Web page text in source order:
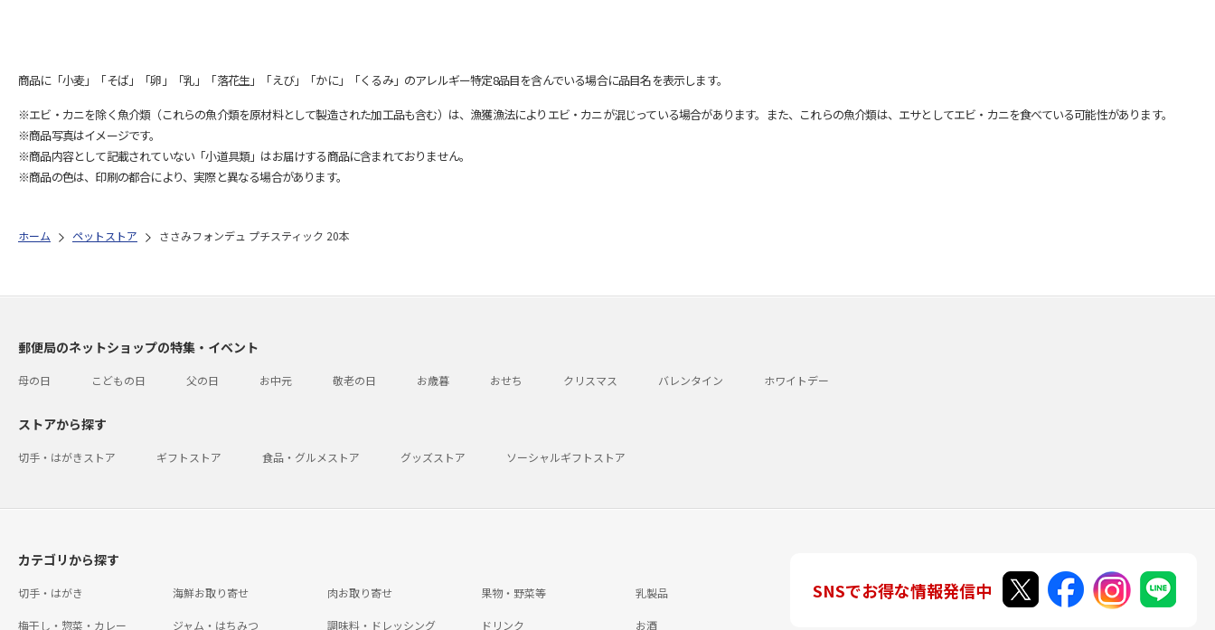
商品に「小麦」「そば」「卵」「乳」「落花生」「えび」「かに」「くるみ」のアレルギー特定8品目を含んでいる場合に品目名を表示します。
※エビ・カニを除く魚介類（これらの魚介類を原材料として製造された加工品も含む）は、漁獲漁法によりエビ・カニが混じっている場合があります。また、これらの魚介類は、エサとしてエビ・カニを食べている可能性があります。
※商品写真はイメージです。
※商品内容として記載されていない「小道具類」はお届けする商品に含まれておりません。
※商品の色は、印刷の都合により、実際と異なる場合があります。
ホーム ペットストア ささみフォンデュ プチスティック 20本
郵便局のネットショップの特集・イベント
母の日 こどもの日 父の日 お中元 敬老の日 お歳暮 おせち クリスマス バレンタイン ホワイトデー
ストアから探す
切手・はがきストア ギフトストア 食品・グルメストア グッズストア ソーシャルギフトストア
カテゴリから探す
切手・はがき 海鮮お取り寄せ 肉お取り寄せ 果物・野菜等 乳製品
梅干し・惣菜・カレー ジャム・はちみつ 調味料・ドレッシング ドリンク お酒
SNSでお得な情報発信中